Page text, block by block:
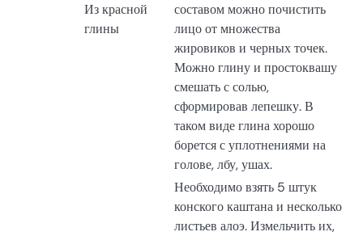
Из красной
глины
составом можно почистить
лицо от множества
жировиков и черных точек.
Можно глину и простоквашу
смешать с солью,
сформировав лепешку. В
таком виде глина хорошо
борется с уплотнениями на
голове, лбу, ушах.
Необходимо взять 5 штук
конского каштана и несколько
листьев алоэ. Измельчить их,